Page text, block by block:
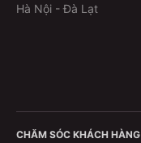
Hà Nội - Đà Lạt
CHĂM SÓC KHÁCH HÀNG